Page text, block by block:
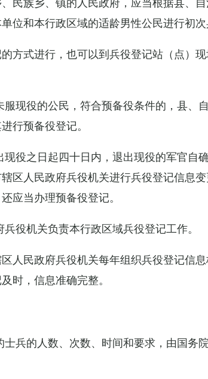
位和本行政区域的适龄男性公民进行初次
方式进行，也可以到兵役登记站（点）
现役的公民，符合预备役条件的，县、
行预备役登记。
役之日起四十日内，退出现役的军官自
区人民政府兵役机关进行兵役登记信息
应当办理预备役登记。
役机关负责本行政区域兵役登记工作。
人民政府兵役机关每年组织兵役登记信
时，信息准确完整。
兵的人数、次数、时间和要求，由国务